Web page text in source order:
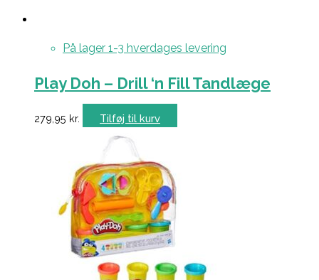
På lager 1-3 hverdages levering
Play Doh – Drill ‘n Fill Tandlæge
279,95 kr. Tilføj til kurv